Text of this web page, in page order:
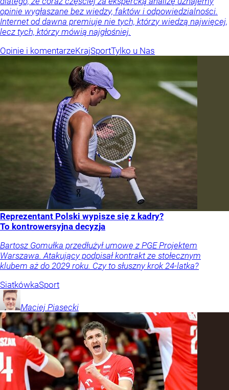
opinie wygłaszane bez wiedzy, faktów i odpowiedzialności.
Internet od dawna premiuje nie tych, którzy wiedzą najwięcej,
lecz tych, którzy mówią najgłośniej.
Opinie i komentarzeKrajSportTylko u Nas
Reprezentant Polski wypisze się z kadry?
To kontrowersyjna decyzja
Bartosz Gomułka przedłużył umowę z PGE Projektem
Warszawa. Atakujący podpisał kontrakt ze stołecznym
klubem aż do 2029 roku. Czy to słuszny krok 24-latka?
SiatkówkaSport
Maciej Piasecki